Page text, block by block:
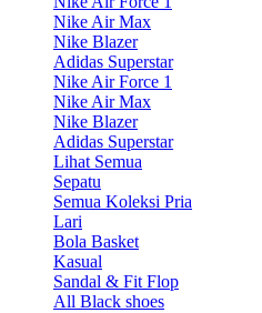
Nike Air Max
Nike Blazer
Adidas Superstar
Nike Air Force 1
Nike Air Max
Nike Blazer
Adidas Superstar
Lihat Semua
Sepatu
Semua Koleksi Pria
Lari
Bola Basket
Kasual
Sandal & Fit Flop
All Black shoes